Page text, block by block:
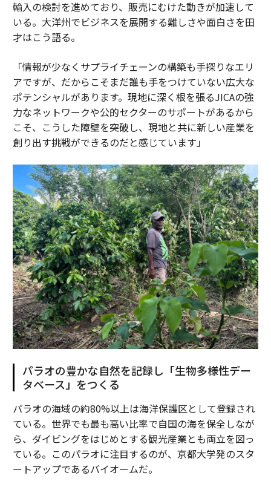
輸入の検討を進めており、販売にむけた動きが加速して
いる。大洋州でビジネスを展開する難しさや面白さを田
才はこう語る。
「情報が少なくサプライチェーンの構築も手探りなエリ
アですが、だからこそまだ誰も手をつけていない広大な
ポテンシャルがあります。現地に深く根を張るJICAの強
力なネットワークや公的セクターのサポートがあるから
こそ、こうした障壁を突破し、現地と共に新しい産業を
創り出す挑戦ができるのだと感じています」
パラオの豊かな自然を記録し「生物多様性デー
タベース」をつくる
パラオの海域の約80%以上は海洋保護区として登録され
ている。世界でも最も高い比率で自国の海を保全しなが
ら、ダイビングをはじめとする観光産業とも両立を図っ
ている。このパラオに注目するのが、京都大学発のスタ
ートアップであるバイオームだ。